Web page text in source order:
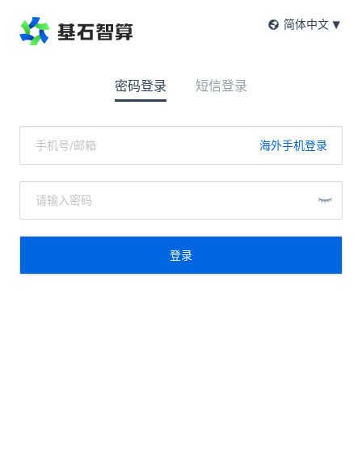
简体中文
密码登录 短信登录
海外手机登录
登录